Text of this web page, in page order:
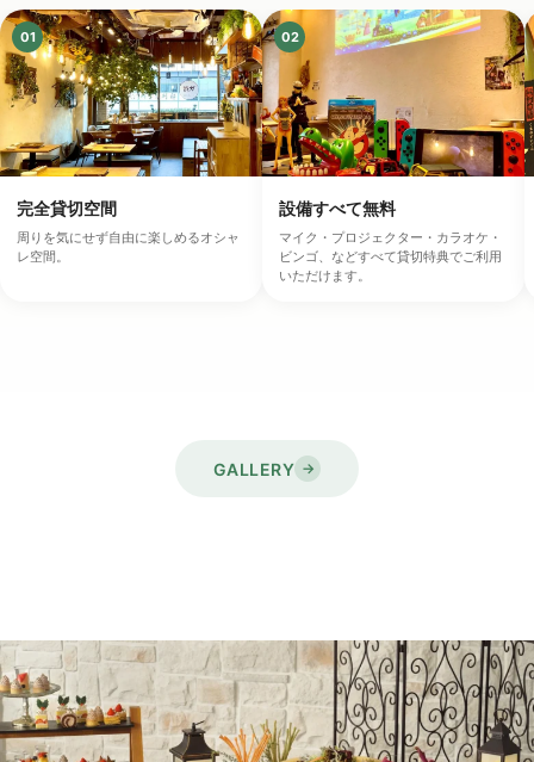
01
完全貸切空間
周りを気にせず自由に楽しめるオシャ
レ空間。
02
設備すべて無料
マイク・プロジェクター・カラオケ・
ビンゴ、などすべて貸切特典でご利用
いただけます。
GALLERY →